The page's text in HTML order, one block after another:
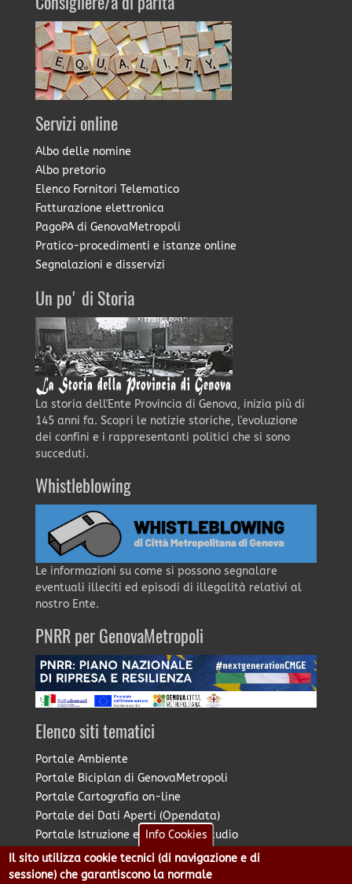
Consigliere/a di parità
Servizi online
Albo delle nomine
Albo pretorio
Elenco Fornitori Telematico
Fatturazione elettronica
PagoPA di GenovaMetropoli
Pratico-procedimenti e istanze online
Segnalazioni e disservizi
Un po' di Storia
La storia dell'Ente Provincia di Genova, inizia più di
145 anni fa. Scopri le notizie storiche, l'evoluzione
dei confini e i rappresentanti politici che si sono
succeduti.
Whistleblowing
Le informazioni su come si possono segnalare
eventuali illeciti ed episodi di illegalità relativi al
nostro Ente.
PNRR per GenovaMetropoli
Elenco siti tematici
Portale Ambiente
Portale Biciplan di GenovaMetropoli
Portale Cartografia on-line
Portale dei Dati Aperti (Opendata)
Portale Istruzione e Diritto allo Studio
Portale Marketing Territoriale
Portale Piano Strategico Metropolitano
Info Cookies
Il sito utilizza cookie tecnici (di navigazione e di
sessione) che garantiscono la normale